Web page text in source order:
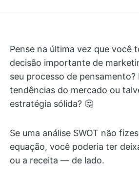
Pense na última vez que você
decisão importante de
seu processo de
tendências do mercado ou
estratégia sólida? 🤔
Se uma análise SWOT não
equação, você poderia ter
ou a receita — de lado.